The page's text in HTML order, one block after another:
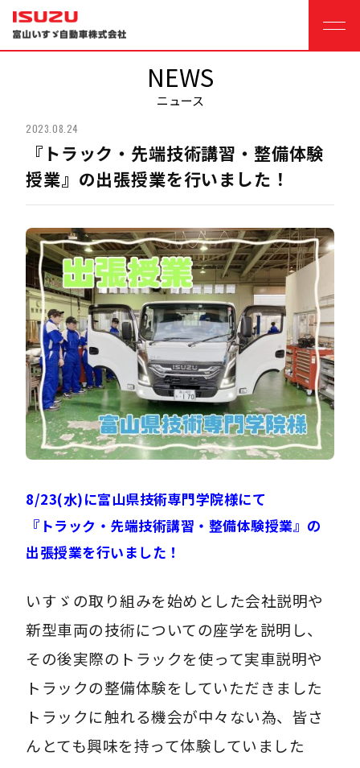
NEWS
ニュース
2023.08.24
『トラック・先端技術講習・整備体験
授業』の出張授業を行いました！
8/23(水)に富山県技術専門学院様にて
『トラック・先端技術講習・整備体験授業』の
出張授業を行いました！
いすゞの取り組みを始めとした会社説明や
新型車両の技術についての座学を説明し、
その後実際のトラックを使って実車説明や
トラックの整備体験をしていただきました
トラックに触れる機会が中々ない為、皆さ
んとても興味を持って体験していました